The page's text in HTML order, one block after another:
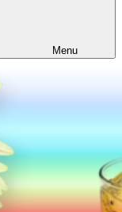
Menu